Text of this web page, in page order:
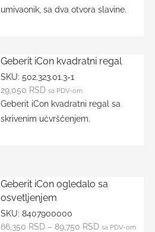
umivaonik, sa dva otvora slavine.
Geberit iCon kvadratni regal
SKU: 502.323.01.3-1
29,050 RSD sa PDV-om
Geberit iCon kvadratni regal sa
skrivenim učvršćenjem.
Geberit iCon ogledalo sa
osvetljenjem
SKU: 8407900000
66,350 RSD – 89,750 RSD sa PDV-om